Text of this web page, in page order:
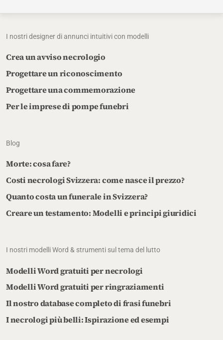
I nostri designer di annunci intuitivi con modelli
Crea un avviso necrologio
Progettare un riconoscimento
Progettare una commemorazione
Per le imprese di pompe funebri
Blog
Morte: cosa fare?
Costi necrologi Svizzera: come nasce il prezzo?
Quanto costa un funerale in Svizzera?
Creare un testamento: Modelli e principi giuridici
I nostri modelli Word & strumenti sul tema del lutto
Modelli Word gratuiti per necrologi
Modelli Word gratuiti per ringraziamenti
Il nostro database completo di frasi funebri
I necrologi più belli: Ispirazione ed esempi